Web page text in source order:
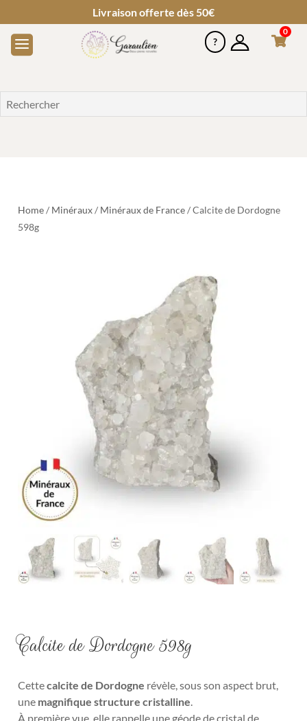
Livraison offerte dès 50€
0
Home/ Minéraux/ Minéraux de France/ Calcite de Dordogne
598g
Calcite de Dordogne 598g
Cettecalcite de Dordogne révèle, sous son aspect brut,
une magnifique structure cristalline
À première vue, elle rappelle une géode de cristal de